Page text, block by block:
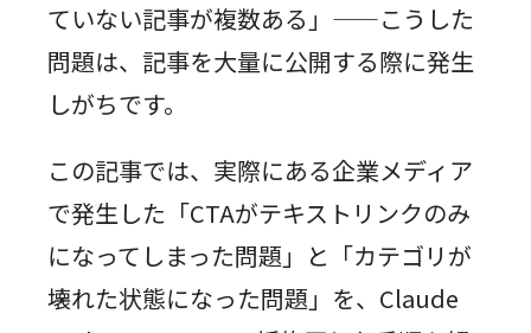
ていない記事が複数ある」——こうした
問題は、記事を大量に公開する際に発生
しがちです。
この記事では、実際にある企業メディア
で発生した「CTAがテキストリンクのみ
になってしまった問題」と「カテゴリが
壊れた状態になった問題」を、Claude